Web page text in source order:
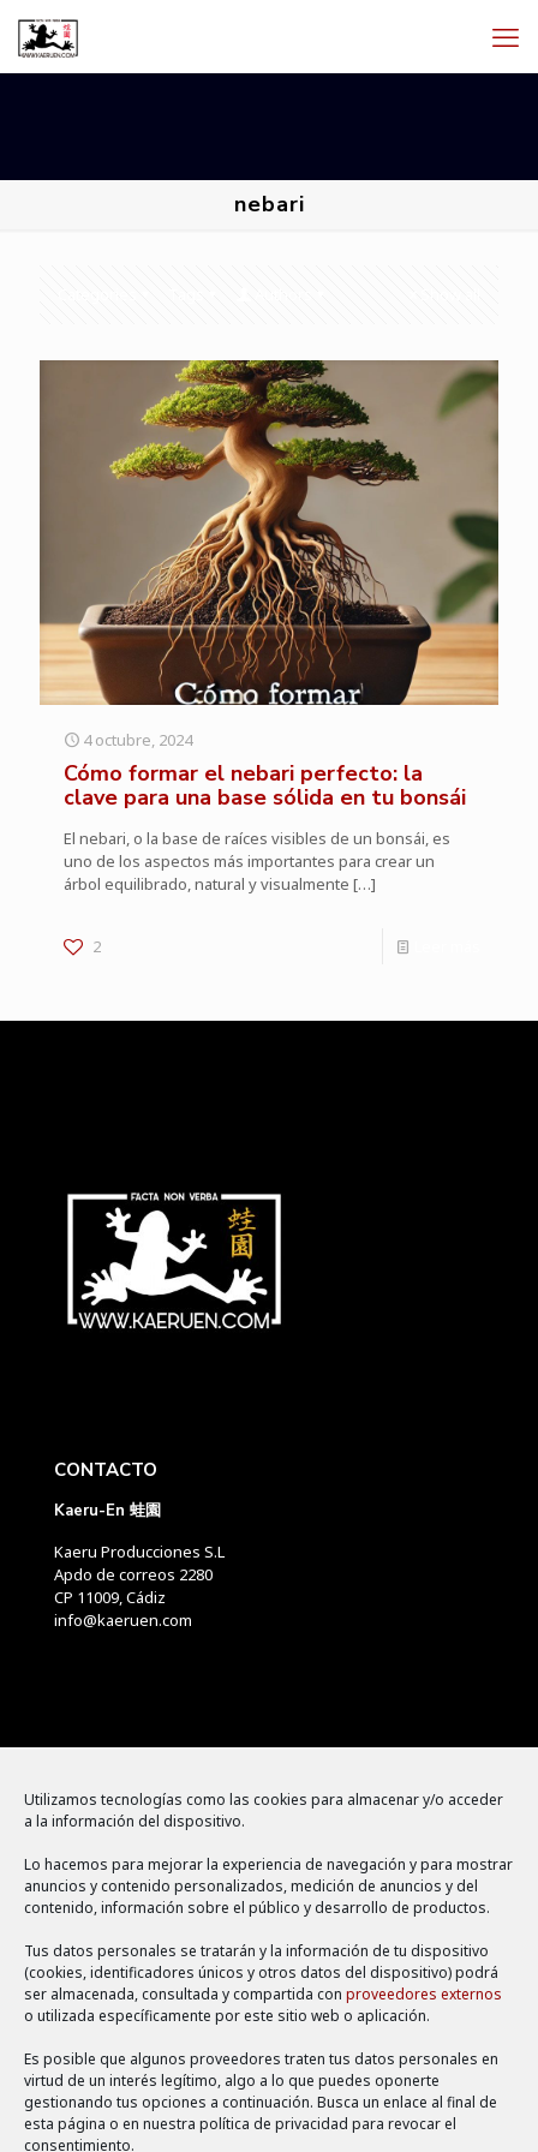
Utilizamos tecnologías como las cookies para almacenar y/o acceder
a la información del dispositivo.
Lo hacemos para mejorar la experiencia de navegación y para mostrar
anuncios y contenido personalizados, medición de anuncios y del
contenido, información sobre el público y desarrollo de productos.
Tus datos personales se tratarán y la información de tu dispositivo
(cookies, identificadores únicos y otros datos del dispositivo) podrá
ser almacenada, consultada y compartida con proveedores externos
o utilizada específicamente por este sitio web o aplicación.
Es posible que algunos proveedores traten tus datos personales en
virtud de un interés legítimo, algo a lo que puedes oponerte
gestionando tus opciones a continuación. Busca un enlace al final de
esta página o en nuestra política de privacidad para revocar el
consentimiento.
nebari
4 octubre, 2024
Cómo formar el nebari perfecto: la
clave para una base sólida en tu bonsái
El nebari, o la base de raíces visibles de un bonsái, es
uno de los aspectos más importantes para crear un
árbol equilibrado, natural y visualmente […]
2
CONTACTO
Kaeru-En 蛙園
Kaeru Producciones S.L
Apdo de correos 2280
CP 11009, Cádiz
info@kaeruen.com
Política de cookies
Aviso legal
Política de privacidad